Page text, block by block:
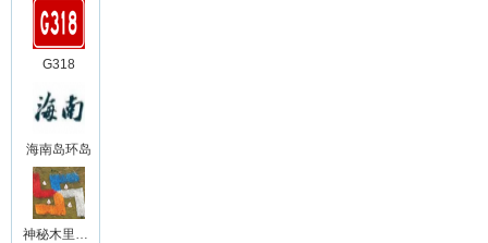
G318
海南岛环岛
神秘木里王国